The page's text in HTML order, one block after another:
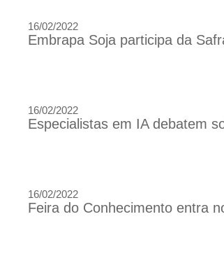
16/02/2022
Embrapa Soja participa da
16/02/2022
Especialistas em IA debatem
16/02/2022
Feira do Conhecimento entra